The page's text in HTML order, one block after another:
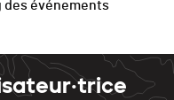
des événements